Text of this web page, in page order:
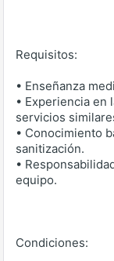
Requisitos:
• Enseñanza
• Experiencia en
servicios
• Conocimiento
sanitización.
•
equipo.
Condiciones: